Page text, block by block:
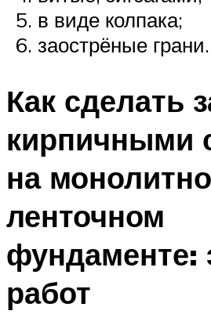
в виде колпака;
заострёные грани.
Как сделать
кирпичными
на
ленточном
фундаменте:
работ